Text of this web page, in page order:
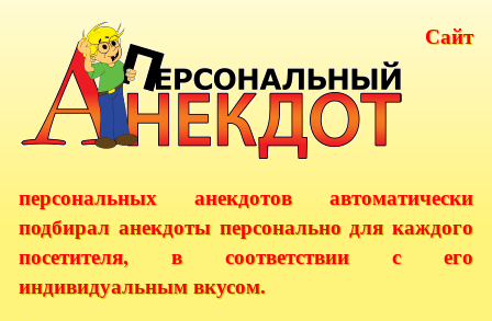
Сайт
персональных анекдотов автоматически
подбирал анекдоты персонально для каждого
посетителя, в соответствии с его
индивидуальным вкусом.